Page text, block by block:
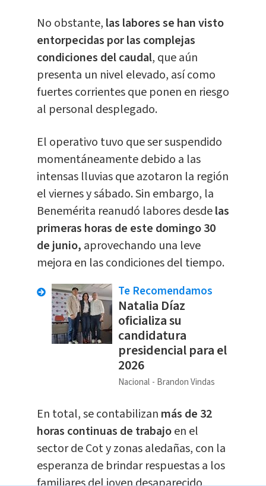
No obstante, las labores se han visto
entorpecidas por las complejas
condiciones del caudal, que aún
presenta un nivel elevado, así como
fuertes corrientes que ponen en riesgo
al personal desplegado.
El operativo tuvo que ser suspendido
momentáneamente debido a las
intensas lluvias que azotaron la región
el viernes y sábado. Sin embargo, la
Benemérita reanudó labores desdelas
primeras horas de este domingo 30
de junio, aprovechando una leve
mejora en las condiciones del tiempo.
Te Recomendamos
Natalia Díaz
oficializa su
candidatura
presidencial para el
2026
Nacional Brandon Vindas
En total, se contabilizan más de 32
horas continuas de trabajoen el
sector de Cot y zonas aledañas, con la
esperanza de brindar respuestas a los